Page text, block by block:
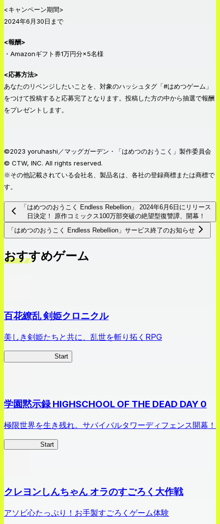
<キャンペーン期間>
2024年6月30日まで
<報酬>
・Amazonギフト券1万円分×5名様
<応募方法>
あなたのリベンジしたいことを、対象のハッシュタグ「#はめつゲーム」
をつけて投稿すると応募完了となります。投稿した方の中から抽選で報酬
をプレゼントします。
©2023 yoruhashi／マッグガーデン・「はめつのおうこく」製作委員会
© CTW, INC. All rights reserved.
※その他記載されている会社名、製品名は、各社の登録商標または商標で
す。
「はめつのおうこく Endless Rebellion」 2024年6月6日にリリース
日決定！ 原作コミックス100万部突破の絶望型復讐譚、開幕！
「はめつのおうこく Endless Rebellion」サービス終了のお知らせ
おすすめゲーム
百花繚乱 剣姫クロニクル
美しき剣姫たちと共に、乱世を斬り拓くRPG
Start
学園黙示録 HIGHSCHOOL OF THE DEAD DAY 0
極限世界を生き残れ。サバイバルタワーディフェンス開幕！
Start
クレヨンしんちゃん オラのすごろく大作戦
アソビ心たっぷり！お手製すごろくゲーム体験